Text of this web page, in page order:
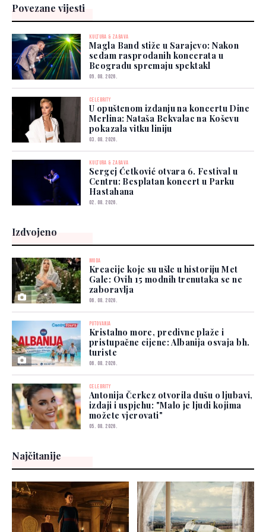
Povezane vijesti
KULTURA & ZABAVA
Magla Band stiže u Sarajevo: Nakon
sedam rasprodanih koncerata u
Beogradu spremaju spektakl
09. 08. 2026.
CELEBRITY
U opuštenom izdanju na koncertu Dine
Merlina: Nataša Bekvalac na Koševu
pokazala vitku liniju
03. 08. 2026.
KULTURA & ZABAVA
Sergej Ćetković otvara 6. Festival u
Centru: Besplatan koncert u Parku
Hastahana
02. 08. 2026.
Izdvojeno
MODA
Kreacije koje su ušle u historiju Met
Gale: Ovih 15 modnih trenutaka se ne
zaboravlja
06. 08. 2026.
PUTOVANJA
Kristalno more, predivne plaže i
pristupačne cijene: Albanija osvaja bh.
turiste
06. 08. 2026.
CELEBRITY
Antonija Čerkez otvorila dušu o ljubavi,
izdaji i uspjehu: "Malo je ljudi kojima
možete vjerovati"
05. 08. 2026.
Najčitanije